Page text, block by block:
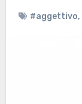
#aggettivo,